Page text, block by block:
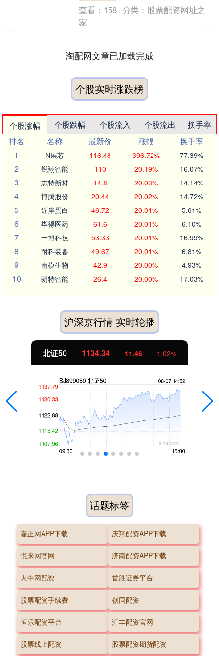
查看： 158 分类： 股票配资网址之
家
淘配网文章已加载完成
个股实时涨跌榜
个股涨幅 个股跌幅 个股流入 个股流出
换手率
排名
名称 最新价 涨幅
换手率
1
N展芯 116.48 396.72% 77.39%
2 锐翔智能 110 20.19% 16.07%
3 志特新材 14.8 20.03% 14.14%
4 博腾股份 20.44 20.02% 14.72%
5 近岸蛋白 46.72 20.01% 5.61%
6 毕得医药 61.6 20.01% 6.10%
7 一博科技 53.33 20.01% 16.99%
8 耐科装备 49.67 20.01% 6.81%
9 南模生物 42.9 20.00% 4.93%
10 朗特智能 26.4 20.00% 17.03%
沪深京行情 实时轮播
北证50 1134.34 11.46 1.02%
话题标签
嘉正网APP下载 庆翔配资APP下载
悦来网官网 济南配资APP下载
火牛网配资 首胜证券平台
股票配资手续费 创同配资
恒乐配资平台 汇丰配资官网
股票线上配资 股票配资期货配资